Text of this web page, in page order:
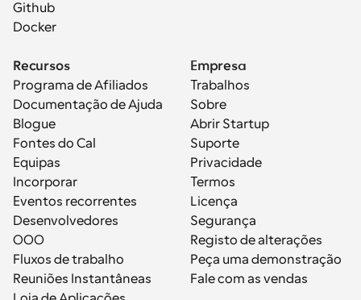
Github
Docker
Recursos
Programa de Afiliados
Documentação de Ajuda
Blogue
Fontes do Cal
Equipas
Incorporar
Eventos recorrentes
Desenvolvedores
OOO
Fluxos de trabalho
Reuniões Instantâneas
Empresa
Trabalhos
Sobre
Abrir Startup
Suporte
Privacidade
Termos
Licença
Segurança
Registo de alterações
Peça uma demonstração
Fale com as vendas